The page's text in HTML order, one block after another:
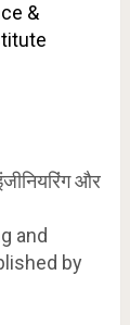
&
और
and
by